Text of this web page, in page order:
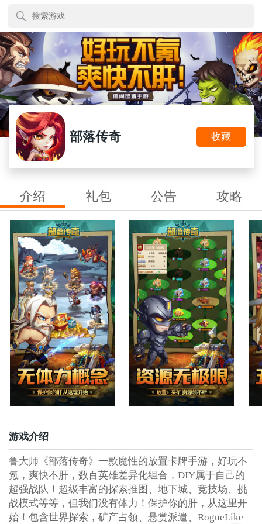
部落传奇 收藏
介绍 礼包 公告 攻略
游戏介绍
鲁大师《部落传奇》一款魔性的放置卡牌手游，好玩不
氪，爽快不肝，数百英雄差异化组合，DIY属于自己的
超强战队！超级丰富的探索推图、地下城、竞技场、挑
战模式等等，但我们没有体力！保护你的肝，从这里开
始！包含世界探索，矿产占领、悬赏派遣、RogueLike